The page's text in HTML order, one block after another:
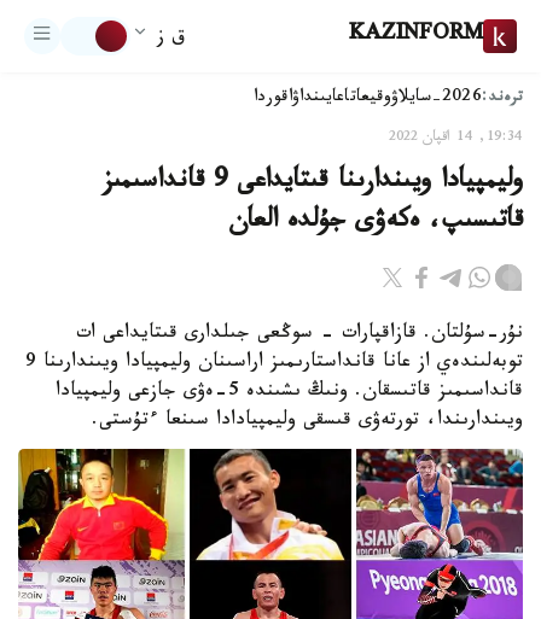
KAZINFORM ق ز
ترەند:2026-سايلاۋ وقيعاتاعايىنداۋاقوردا
19:34, 14 اقپان 2022
وليمپيادا ويىندارىنا قىتايداعى 9 قانداسىمىز
قاتىسىپ، ەكەۋى جۇلدە العان
نۇر-سۇلتان. قازاقپارات - سوڭعى جىلدارى قىتايداعى ات
توبەلىندەي از عانا قانداستارىمىز اراسىنان وليمپيادا ويىندارىنا 9
قانداسىمىز قاتىسقان. ونىڭ ىشىندە 5-ەۋى جازعى وليمپيادا
ويىندارىندا، تورتەۋى قىسقى وليمپيادادا سىنعا ءتۇستى.